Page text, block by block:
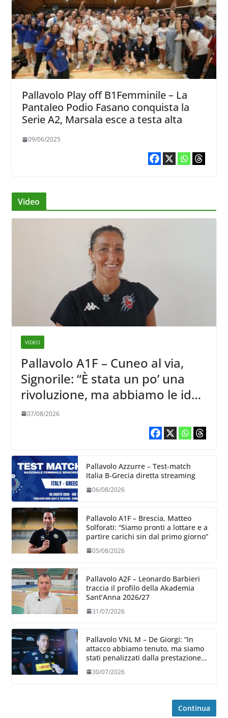
Pallavolo Play off B1Femminile – La
Pantaleo Podio Fasano conquista la
Serie A2, Marsala esce a testa alta
09/06/2025
Video
VIDEO
Pallavolo A1F – Cuneo al via,
Signorile: “È stata un po’ una
rivoluzione, ma abbiamo le idee
chiare siu cosa vogliamo fare”
07/08/2026
Pallavolo Azzurre – Test-match
Italia B-Grecia diretta streaming
06/08/2026
Pallavolo A1F – Brescia, Matteo
Solforati: “Siamo pronti a lottare e a
partire carichi sin dal primo giorno”
05/08/2026
Pallavolo A2F – Leonardo Barbieri
traccia il profilo della Akademia
Sant’Anna 2026/27
31/07/2026
Pallavolo VNL M – De Giorgi: “In
attacco abbiamo tenuto, ma siamo
stati penalizzati dalla prestazione
30/07/2026
Continua